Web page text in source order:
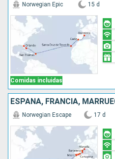
Comidas incluidas
Norwegian Epic 15 d
Norwegian Escape 17 d